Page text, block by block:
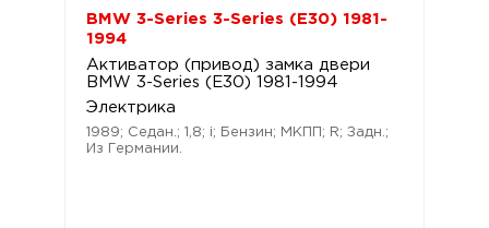
BMW 3-Series 3-Series (E30) 1981-
1994
Активатор (привод) замка двери
BMW 3-Series (E30) 1981-1994
Электрика
1989; Седан.; 1,8; i; Бензин; МКПП; R; Задн.;
Из Германии.